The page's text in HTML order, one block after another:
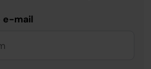
e-mail